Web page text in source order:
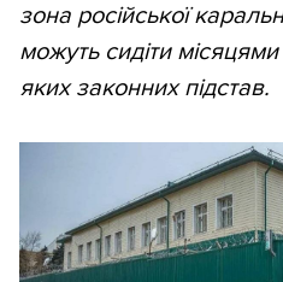
зона російської
можуть сидіти
яких законних підстав.